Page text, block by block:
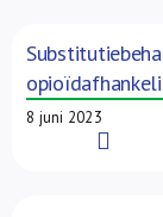
8 juni 2023